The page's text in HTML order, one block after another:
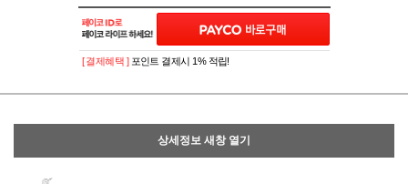
이벤트페이포인트 적립 혜택 2배 UP!
[ 결제혜택 ] 포인트 결제시 1% 적립!
상세정보 새창 열기